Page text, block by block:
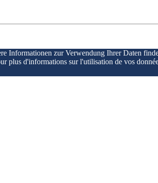
Informationen zur Verwendung Ihrer Daten
plus d'informations sur l'utilisation de vos